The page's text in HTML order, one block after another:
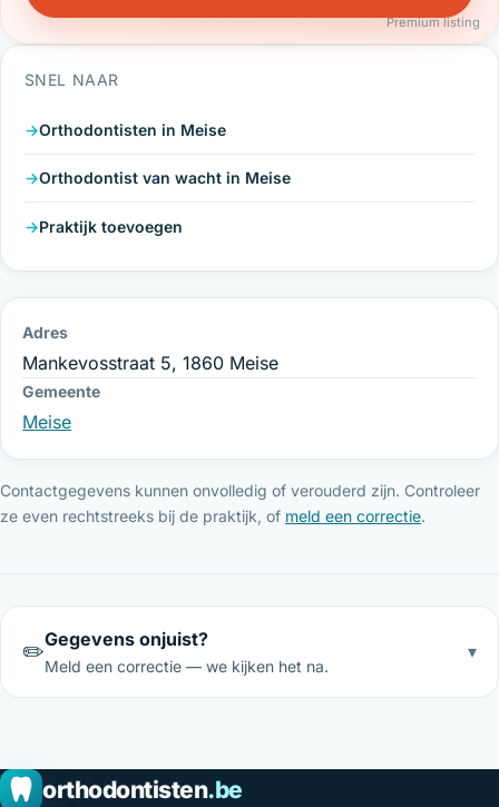
Premium listing
SNEL NAAR
Orthodontisten in Meise
Orthodontist van wacht in Meise
Praktijk toevoegen
Adres
Mankevosstraat 5, 1860 Meise
Gemeente
Meise
Contactgegevens kunnen onvolledig of verouderd zijn. Controleer
ze even rechtstreeks bij de praktijk, of meld een correctie.
✏️Gegevens onjuist?
Meld een correctie — we kijken het na.
▾
orthodontisten.be